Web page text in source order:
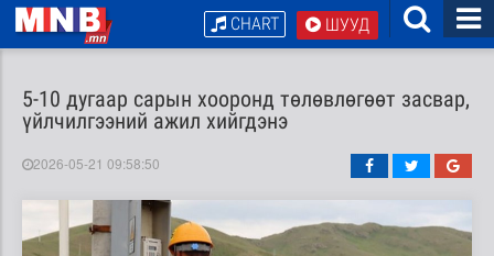
ШУУД
CHART
5-10 дугаар сарын хооронд төлөвлөгөөт засвар,
үйлчилгээний ажил хийгдэнэ
2026-05-21 09:58:50